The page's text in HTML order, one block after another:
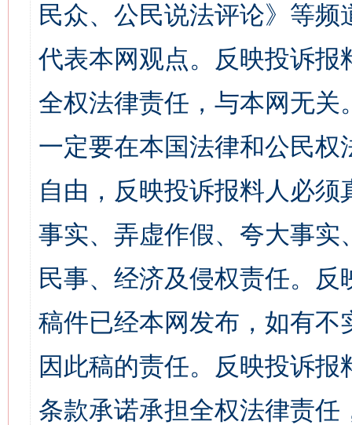
民众、公民说法评论》等
代表本网观点。反映投诉
全权法律责任，与本网无
一定要在本国法律和公民
自由，反映投诉报料人必
事实、弄虚作假、夸大事
民事、经济及侵权责任。
稿件已经本网发布，如有
因此稿的责任。反映投诉
条款承诺承担全权法律责